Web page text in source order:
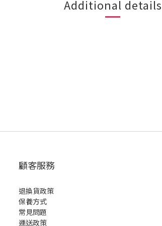
Additional details
顧客服務
退換貨政策
保養方式
常見問題
運送政策